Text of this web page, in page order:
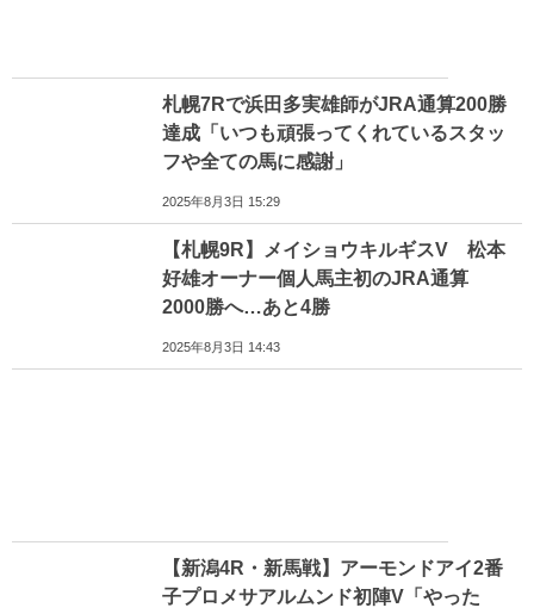
札幌7Rで浜田多実雄師がJRA通算200勝
達成「いつも頑張ってくれているスタッ
フや全ての馬に感謝」
2025年8月3日 15:29
【札幌9R】メイショウキルギスV 松本
好雄オーナー個人馬主初のJRA通算
2000勝へ…あと4勝
2025年8月3日 14:43
【新潟4R・新馬戦】アーモンドアイ2番
子プロメサアルムンド初陣V「やった